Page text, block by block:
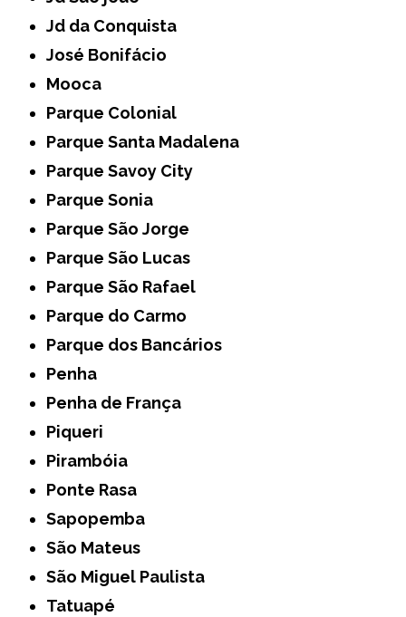
Jd da Conquista
José Bonifácio
Mooca
Parque Colonial
Parque Santa Madalena
Parque Savoy City
Parque Sonia
Parque São Jorge
Parque São Lucas
Parque São Rafael
Parque do Carmo
Parque dos Bancários
Penha
Penha de França
Piqueri
Pirambóia
Ponte Rasa
Sapopemba
São Mateus
São Miguel Paulista
Tatuapé